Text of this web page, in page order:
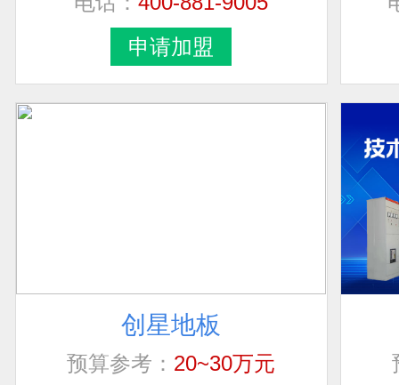
申请加盟
创星地板
预算参考：
20~30万元
电话：
400-0519-398
联系人